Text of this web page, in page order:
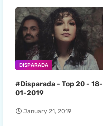
DISPARADA
#Disparada - Top 20 - 18-
01-2019
January 21, 2019